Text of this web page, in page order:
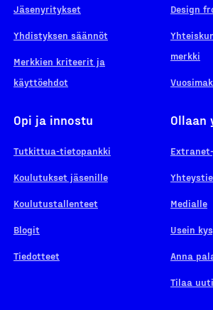
Jäsenyritykset
Yhdistyksen säännöt
Merkkien kriteerit ja
käyttöehdot
Design
merkki
Opi ja innostu
Tutkittua-tietopankki
Koulutukset jäsenille
Koulutustallenteet
Blogit
Tiedotteet
Ollaan
Medialle
Usein
Anna
Tilaa